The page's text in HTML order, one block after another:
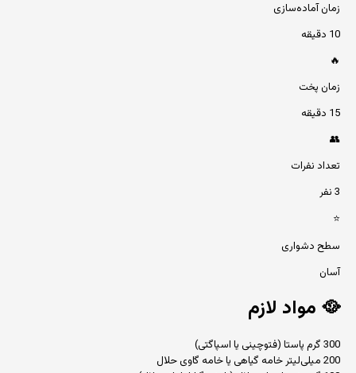
زمان آماده‌سازی
10 دقیقه
🔥
زمان پخت
15 دقیقه
👥
تعداد نفرات
3 نفر
⭐
سطح دشواری
آسان
🥘 مواد لازم
300 گرم پاستا (فتوچینی یا اسپاگتی)
200 میلی‌لیتر خامه گیاهی یا خامه گاوی حلال